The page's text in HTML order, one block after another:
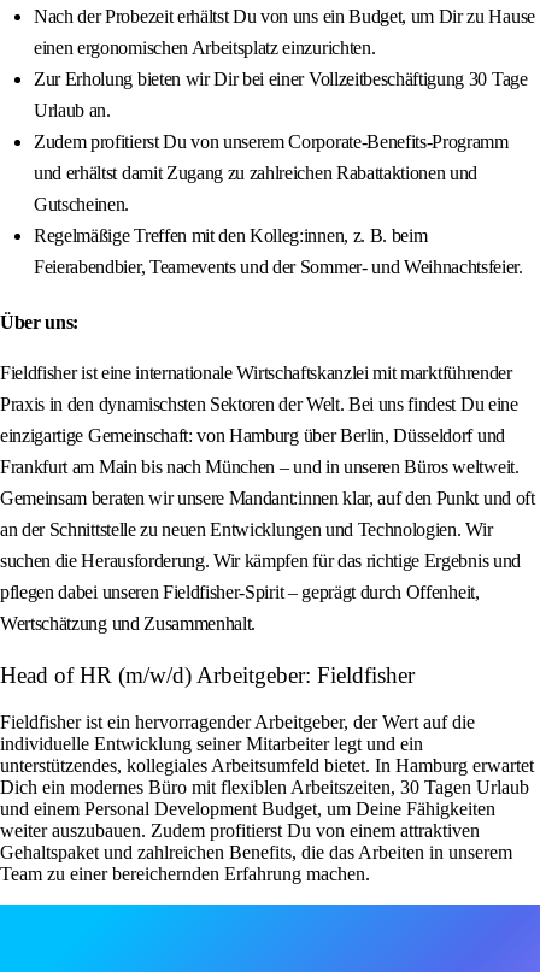
Nach der Probezeit erhältst Du von uns ein Budget, um Dir zu Hause
einen ergonomischen Arbeitsplatz einzurichten.
Zur Erholung bieten wir Dir bei einer Vollzeitbeschäftigung 30 Tage
Urlaub an.
Zudem profitierst Du von unserem Corporate-Benefits-Programm
und erhältst damit Zugang zu zahlreichen Rabattaktionen und
Gutscheinen.
Regelmäßige Treffen mit den Kolleg:innen, z. B. beim
Feierabendbier, Teamevents und der Sommer- und Weihnachtsfeier.
Über uns:
Fieldfisher ist eine internationale Wirtschaftskanzlei mit marktführender
Praxis in den dynamischsten Sektoren der Welt. Bei uns findest Du eine
einzigartige Gemeinschaft: von Hamburg über Berlin, Düsseldorf und
Frankfurt am Main bis nach München – und in unseren Büros weltweit.
Gemeinsam beraten wir unsere Mandant:innen klar, auf den Punkt und oft
an der Schnittstelle zu neuen Entwicklungen und Technologien. Wir
suchen die Herausforderung. Wir kämpfen für das richtige Ergebnis und
pflegen dabei unseren Fieldfisher-Spirit – geprägt durch Offenheit,
Wertschätzung und Zusammenhalt.
Head of HR (m/w/d) Arbeitgeber: Fieldfisher
Fieldfisher ist ein hervorragender Arbeitgeber, der Wert auf die
individuelle Entwicklung seiner Mitarbeiter legt und ein
unterstützendes, kollegiales Arbeitsumfeld bietet. In Hamburg erwartet
Dich ein modernes Büro mit flexiblen Arbeitszeiten, 30 Tagen Urlaub
und einem Personal Development Budget, um Deine Fähigkeiten
weiter auszubauen. Zudem profitierst Du von einem attraktiven
Gehaltspaket und zahlreichen Benefits, die das Arbeiten in unserem
Team zu einer bereichernden Erfahrung machen.